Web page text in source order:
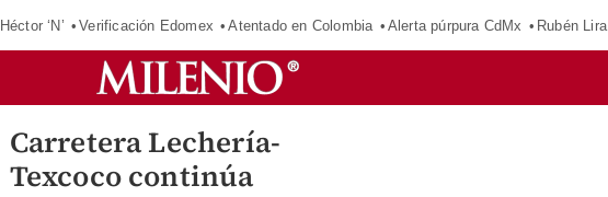
Héctor ‘N’ Verificación Edomex Atentado en Colombia Alerta púrpura CdMx Rubén Lira
Carretera Lechería-
Texcoco continúa